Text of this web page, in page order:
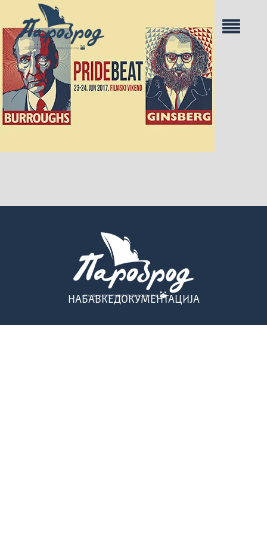
НАБАВКЕДОКУМЕНТАЦИЈА